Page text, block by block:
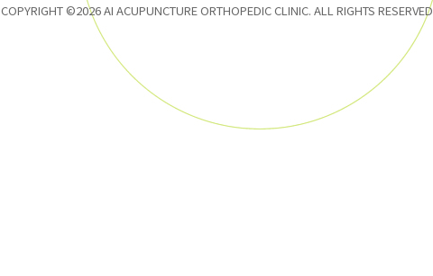
COPYRIGHT ©2026 AI ACUPUNCTURE ORTHOPEDIC CLINIC. ALL RIGHTS RESERVED